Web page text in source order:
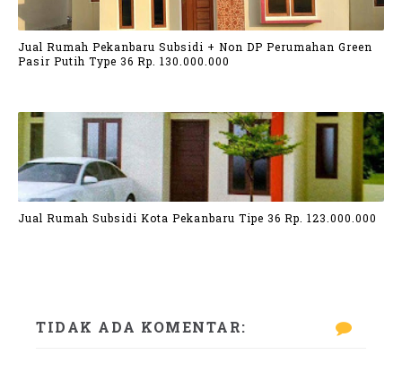
Jual Rumah Pekanbaru Subsidi + Non DP Perumahan Green
Pasir Putih Type 36 Rp. 130.000.000
Jual Rumah Subsidi Kota Pekanbaru Tipe 36 Rp. 123.000.000
TIDAK ADA KOMENTAR: